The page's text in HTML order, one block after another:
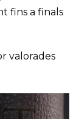
fins a finals
valorades